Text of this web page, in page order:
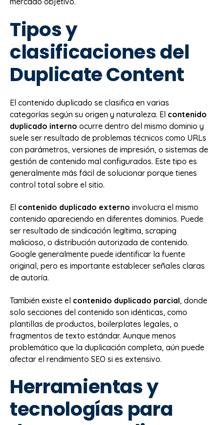
Tipos y
clasificaciones del
Duplicate Content
El contenido duplicado se clasifica en varias
categorías según su origen y naturaleza. El contenido
duplicado interno ocurre dentro del mismo dominio y
suele ser resultado de problemas técnicos como URLs
con parámetros, versiones de impresión, o sistemas de
gestión de contenido mal configurados. Este tipo es
generalmente más fácil de solucionar porque tienes
control total sobre el sitio.
El contenido duplicado externo involucra el mismo
contenido apareciendo en diferentes dominios. Puede
ser resultado de sindicación legítima, scraping
malicioso, o distribución autorizada de contenido.
Google generalmente puede identificar la fuente
original, pero es importante establecer señales claras
de autoría.
También existe el contenido duplicado parcial, donde
solo secciones del contenido son idénticas, como
plantillas de productos, boilerplates legales, o
fragmentos de texto estándar. Aunque menos
problemático que la duplicación completa, aún puede
afectar el rendimiento SEO si es extensivo.
Herramientas y
tecnologías para